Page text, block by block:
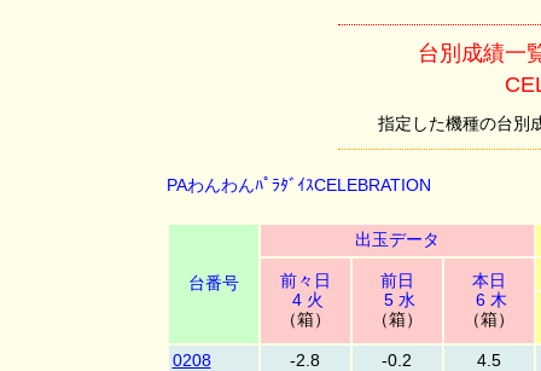
台別成績一
指定した機種の台別
PAわんわんﾊﾟﾗﾀﾞｲｽCELEBRATION
台番号
出玉データ
前々日
4 火
（箱）
前日
5 水
（箱）
本日
6 木
（箱）
0208 -2.8 -0.2
4.5